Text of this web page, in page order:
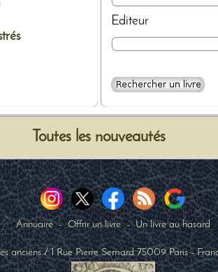
Editeur
Toutes les nouveautés
Annuaire-Offrir un livre-Un livre au hasard
anciens /1 Rue Pierre Semard 75009 Paris-